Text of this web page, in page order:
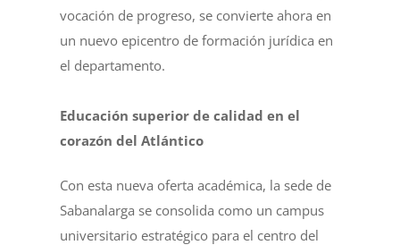
vocación de progreso, se convierte ahora en
un nuevo epicentro de formación jurídica en
el departamento.
Educación superior de calidad en el
corazón del Atlántico
Con esta nueva oferta académica, la sede de
Sabanalarga se consolida como un campus
universitario estratégico para el centro del